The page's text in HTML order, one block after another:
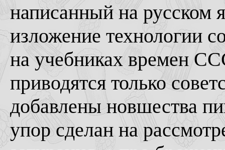
написанный на русском
изложение технологии
на учебниках времен
приводятся только
добавлены новшества
упор сделан на